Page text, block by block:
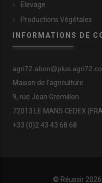
Elevage
Productions Végétales
INFORMATIONS DE
Maison de l'agriculture
9, rue Jean Gremillon
72013 LE MANS CEDEX
+33 (0)2 43 43 68 68
© Réussir